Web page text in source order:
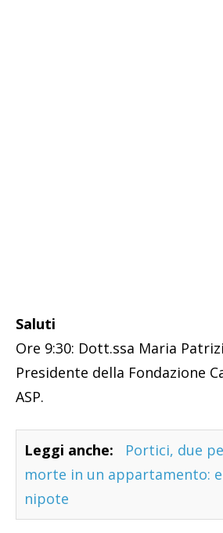
Saluti
Ore 9:30: Dott.ssa Maria
Presidente della Fondazione
ASP.
Leggi anche:
Portici, due
morte in un appartamento:
nipote